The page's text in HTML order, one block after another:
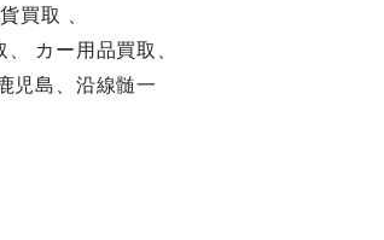
買取 、
カー用品買取、
児島、沿線髄一